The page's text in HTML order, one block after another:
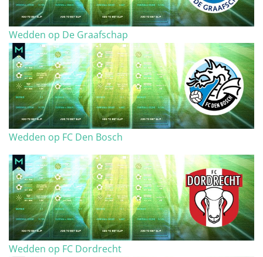
Wedden op De Graafschap
Wedden op FC Den Bosch
Wedden op FC Dordrecht